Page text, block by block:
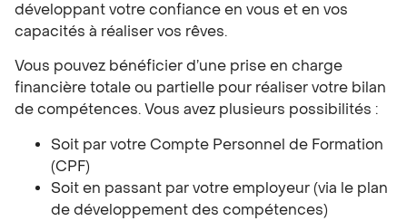
développant votre confiance en vous et en vos
capacités à réaliser vos rêves.
Vous pouvez bénéficier d’une prise en charge
financière totale ou partielle pour réaliser votre bilan
de compétences. Vous avez plusieurs possibilités :
Soit par votre Compte Personnel de Formation
(CPF)
Soit en passant par votre employeur (via le plan
de développement des compétences)